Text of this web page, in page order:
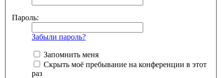
Пароль:
Забыли пароль?
Запомнить меня
Скрыть моё пребывание на конференции в этот
раз